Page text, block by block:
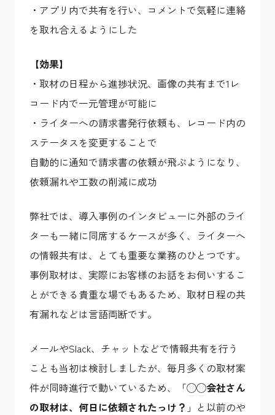
・アプリ内で共有を行い、コメントで気軽に連絡
を取れ合えるようにした
【効果】
・取材の日程から進捗状況、画像の共有まで1レ
コード内で一元管理が可能に
・ライターへの請求書発行依頼も、レコード内の
ステータスを変更することで
自動的に通知で請求書の依頼が飛ぶようになり、
依頼漏れや工数の削減に成功
弊社では、導入事例のインタビューに外部のライ
ターも一緒に同席するケースが多く、ライターへ
の情報共有は、とても重要な業務のひとつです。
事例取材は、実際にお客様のお話をお伺いするこ
とができる貴重な場でもあるため、取材日程の共
有漏れなどは言語両断です。
メールやSlack、チャットなどで情報共有を行う
ことも当初は検討しましたが、毎月多くの取材案
件が同時進行で動いているため、「◯◯会社さん
の取材は、何日に依頼されたっけ？ 」と以前のや